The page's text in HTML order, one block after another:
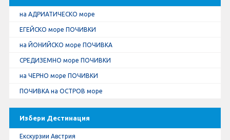
на АДРИАТИЧЕСКО море
ЕГЕЙСКО море ПОЧИВКИ
на ЙОНИЙСКО море ПОЧИВКА
СРЕДИЗЕМНО море ПОЧИВКИ
на ЧЕРНО море ПОЧИВКИ
ПОЧИВКА на ОСТРОВ море
Избери Дестинация
Екскурзии Австрия